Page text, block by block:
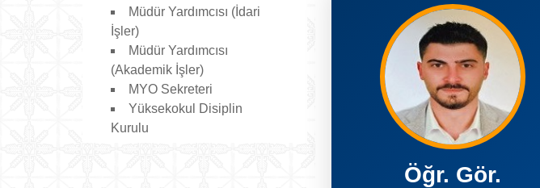
Müdür Yardımcısı (İdari
İşler)
Müdür Yardımcısı
(Akademik İşler)
MYO Sekreteri
Yüksekokul Disiplin
Kurulu
Öğr. Gör.